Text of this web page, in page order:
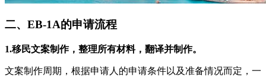
二、EB-1A的申请流程
1.移民文案制作，整理所有材料，翻译并制作。
文案制作周期，根据申请人的申请条件以及准备情况而定，一